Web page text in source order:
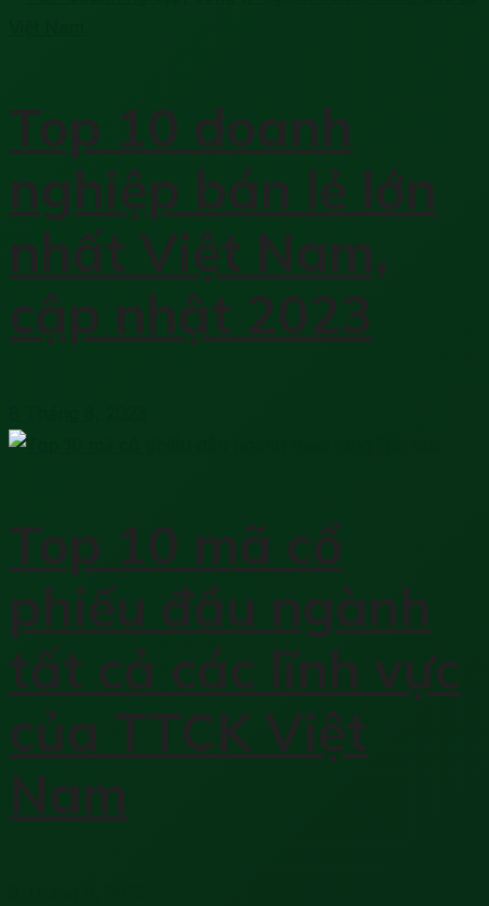
Top 10 doanh
nghiệp bán lẻ lớn
nhất Việt Nam,
cập nhật 2023
Top 10 mã cổ
phiếu đầu ngành
tất cả các lĩnh vực
của TTCK Việt
Nam